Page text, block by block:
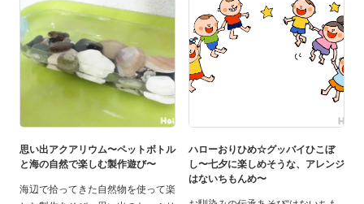
思い出アクアリウム〜ペットボトル
と海の自然で楽しむ製作遊び〜
海辺で拾ってきた自然物を使って楽
ハローおりひめ☆グッバイひこぼ
し〜七夕に楽しめそうな、アレンジ
はないちもんめ〜